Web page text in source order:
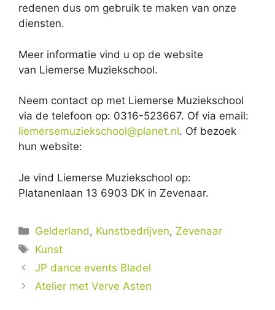
redenen dus om gebruik te maken van onze
diensten.
Meer informatie vind u op de website
van Liemerse Muziekschool.
Neem contact op met Liemerse Muziekschool
via de telefoon op: 0316-523667. Of via email:
liemersemuziekschool@planet.nl. Of bezoek
hun website:
Je vind Liemerse Muziekschool op:
Platanenlaan 13 6903 DK in Zevenaar.
Categorieën
Gelderland , Kunstbedrijven, Zevenaar
Tags
Kunst
JP dance events Bladel
Atelier met Verve Asten